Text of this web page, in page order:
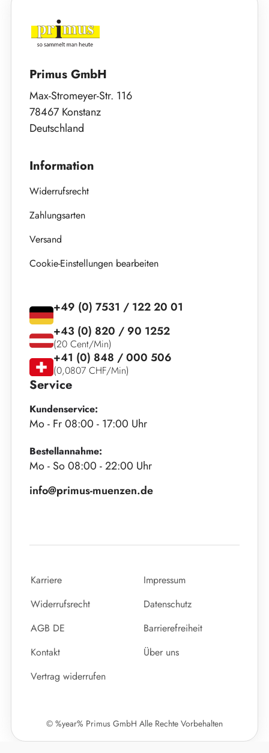
Primus GmbH
Max-Stromeyer-Str. 116
78467 Konstanz
Deutschland
Information
Widerrufsrecht
Zahlungsarten
Versand
Cookie-Einstellungen bearbeiten
Service
Kundenservice:
Mo - Fr 08:00 - 17:00 Uhr
Bestellannahme:
Mo - So 08:00 - 22:00 Uhr
info@primus-muenzen.de
+49 (0) 7531 / 122 20 01
+43 (0) 820 / 90 1252
(20 Cent/Min)
+41 (0) 848 / 000 506
(0,0807 CHF/Min)
Karriere
Impressum
Widerrufsrecht
Datenschutz
AGB DE
Barrierefreiheit
Kontakt
Über uns
Vertrag widerrufen
© %year% Primus GmbH Alle Rechte Vorbehalten